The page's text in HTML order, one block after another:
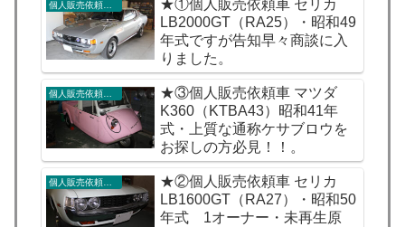
個人販売依頼車輌
★①個人販売依頼車 セリカ
LB2000GT（RA25）・昭和49
年式ですが告知早々商談に入
りました。
個人販売依頼車輌
★③個人販売依頼車 マツダ
K360（KTBA43）昭和41年
式・上質な通称ケサブロウを
お探しの方必見！！。
個人販売依頼車輌
★②個人販売依頼車 セリカ
LB1600GT（RA27）・昭和50
年式 1オーナー・未再生原